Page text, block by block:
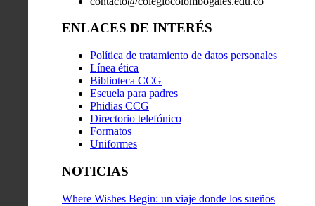
ENLACES DE INTERÉS
Política de tratamiento de datos personales
Línea ética
Biblioteca CCG
Escuela para padres
Phidias CCG
Directorio telefónico
Formatos
Uniformes
NOTICIAS
Where Wishes Begin: un viaje donde los sueños